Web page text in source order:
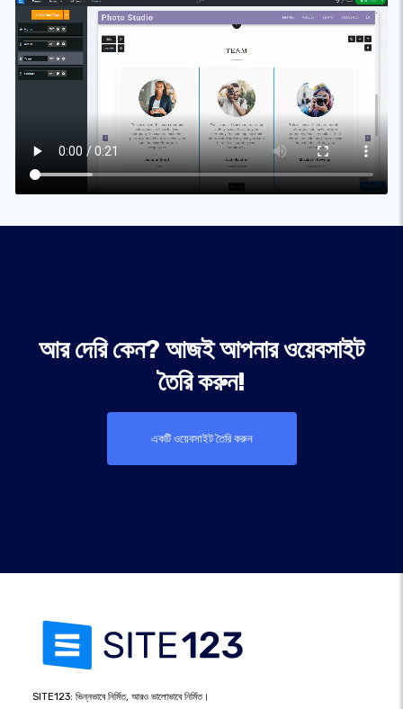
আর দেরি কেন? আজই আপনার ওয়েবসাইট
তৈরি করুন!
একটি ওয়েবসাইট তৈরি করুন
SITE123: ভিন্নভাবে নির্মিত, আরও ভালোভাবে নির্মিত।